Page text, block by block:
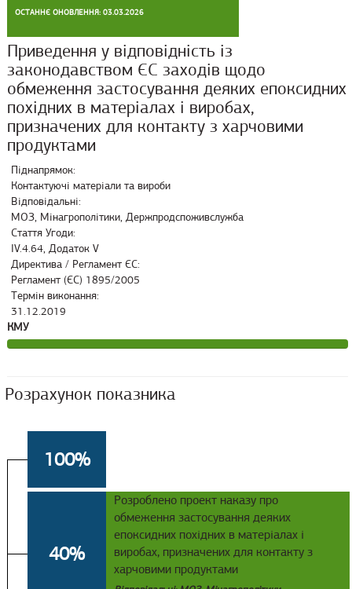
ОСТАННЄ ОНОВЛЕННЯ: 03.03.2026
Приведення у відповідність із
законодавством ЄС заходів щодо
обмеження застосування деяких епоксидних
похідних в матеріалах і виробах,
призначених для контакту з харчовими
продуктами
Піднапрямок:
Контактуючі матеріали та вироби
Відповідальні:
МОЗ, Мінагрополітики, Держпродспоживслужба
Стаття Угоди:
IV.4.64, Додаток V
Директива / Регламент ЄС:
Регламент (ЄС) 1895/2005
Термін виконання:
31.12.2019
КМУ
Розрахунок показника
100%
40%
Розроблено проект наказу про
обмеження застосування деяких
епоксидних похідних в матеріалах і
виробах, призначених для контакту з
харчовими продуктами